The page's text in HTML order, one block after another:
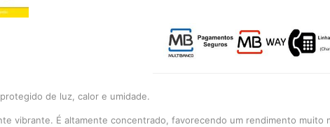
de luz, calor e umidade.
vibrante. É altamente concentrado, favorecendo um rendimento muito